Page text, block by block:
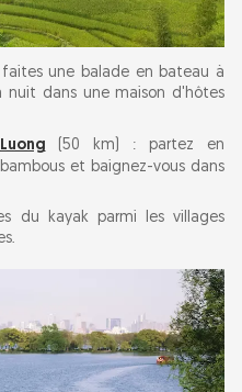
une balade en bateau à
nuit dans une maison d'hôtes
(50 km) : partez en
et baignez-vous dans
du kayak parmi les villages